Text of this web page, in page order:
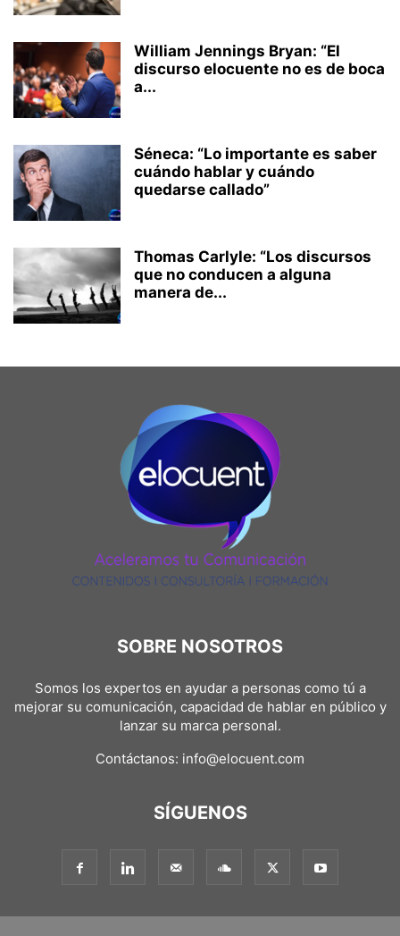
William Jennings Bryan: “El
discurso elocuente no es de boca
a...
Séneca: “Lo importante es saber
cuándo hablar y cuándo
quedarse callado”
Thomas Carlyle: “Los discursos
que no conducen a alguna
manera de...
SOBRE NOSOTROS
Somos los expertos en ayudar a personas como tú a
mejorar su comunicación, capacidad de hablar en público y
lanzar su marca personal.
Contáctanos: info@elocuent.com
SÍGUENOS